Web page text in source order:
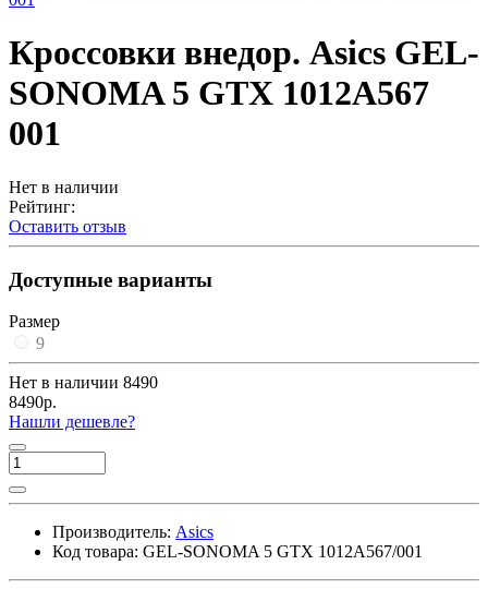
Кроссовки внедор. Asics GEL-
SONOMA 5 GTX 1012A567
001
Нет в наличии
Рейтинг:
Оставить отзыв
Доступные варианты
Размер
9
Нет в наличии 8490
8490р.
Нашли дешевле?
Производитель: Asics
Код товара: GEL-SONOMA 5 GTX 1012A567/001